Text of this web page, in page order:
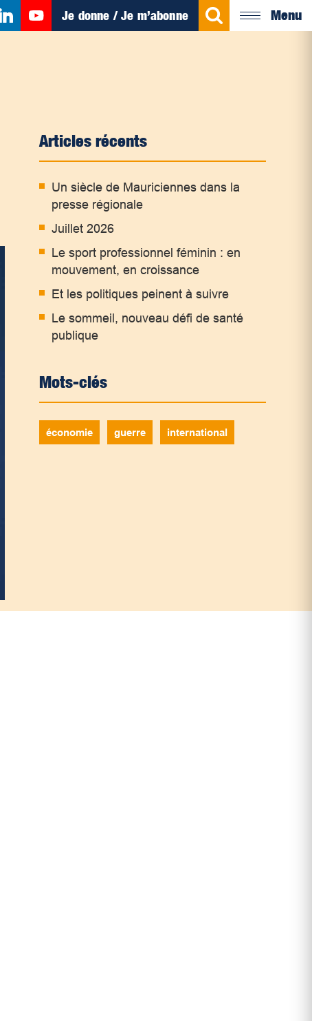
Je donne / Je m’abonne Menu
Articles récents
Un siècle de Mauriciennes dans la
presse régionale
Juillet 2026
Le sport professionnel féminin : en
mouvement, en croissance
Et les politiques peinent à suivre
Le sommeil, nouveau défi de santé
publique
Mots-clés
économie guerre international